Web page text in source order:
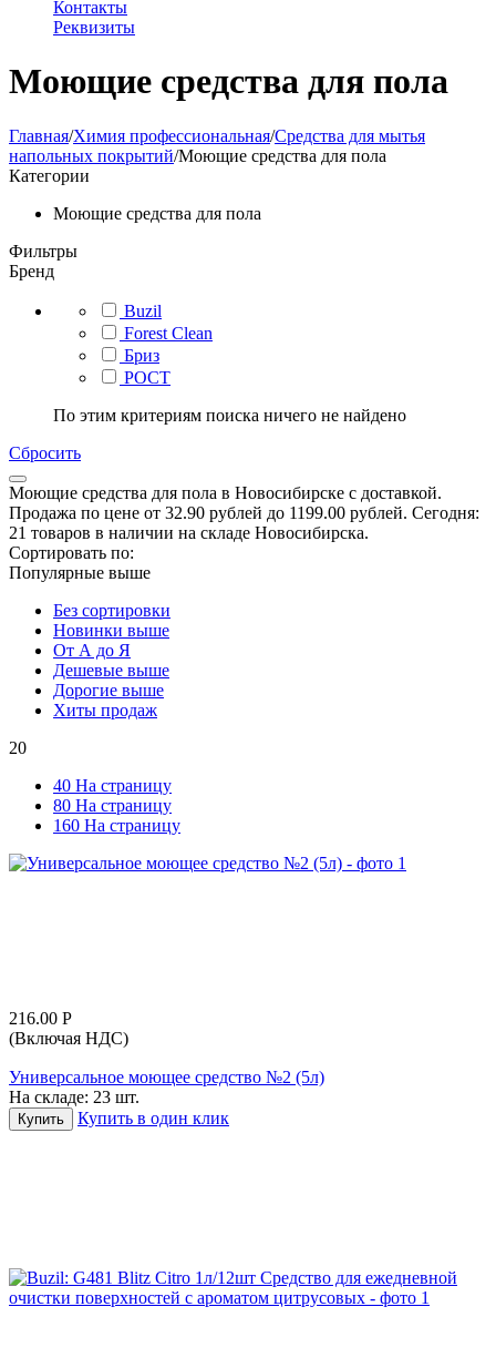
Контакты
Реквизиты
Моющие средства для пола
Главная/Химия профессиональная/Средства для мытья
напольных покрытий/Моющие средства для пола
Категории
Моющие средства для пола
Фильтры
Бренд
Buzil
Forest Clean
Бриз
РОСТ
По этим критериям поиска ничего не найдено
Сбросить
Моющие средства для пола в Новосибирске с доставкой.
Продажа по цене от 32.90 рублей до 1199.00 рублей. Сегодня:
21 товаров в наличии на складе Новосибирска.
Сортировать по:
Популярные выше
Без сортировки
Новинки выше
От А до Я
Дешевые выше
Дорогие выше
Хиты продаж
20
40 На страницу
80 На страницу
160 На страницу
216.00 Р
(Включая НДС)
Универсальное моющее средство №2 (5л)
На складе: 23 шт.
Купить Купить в один клик